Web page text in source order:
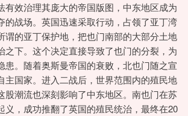
有效治理其庞大的帝国版图，中东地区成为
的战场。英国迅速采取行动，占领了亚丁湾
谓的亚丁保护地，把也门南部的大部分土地
之下。这个决定直接导致了也门的分裂，为
患。随着奥斯曼帝国的衰败，北也门随之宣
主国家。进入二战后，世界范围内的殖民地
股潮流也深刻影响了中东地区。南也门在苏
义，成功推翻了英国的殖民统治，最终在20